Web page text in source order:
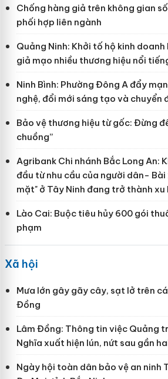
Chống hàng giả trên không gian
phối hợp liên ngành
Quảng Ninh: Khởi tố hộ kinh
giả mạo nhiều thương hiệu nổi
Ninh Bình: Phường Đông A đẩy
nghệ, đổi mới sáng tạo và chuyển
Bảo vệ thương hiệu từ gốc: Đừng
chuồng”
Agribank Chi nhánh Bắc Long An:
đầu từ nhu cầu của người dân- Bài
mặt" ở Tây Ninh đang trở thành xu
Lào Cai: Buộc tiêu hủy 600 gói
phạm
Xã hội
Mưa lớn gây gãy cây, sạt lở trên
Đồng
Lâm Đồng: Thông tin việc Quảng
Nghĩa xuất hiện lún, nứt sau gần
Ngày hội toàn dân bảo vệ an ninh